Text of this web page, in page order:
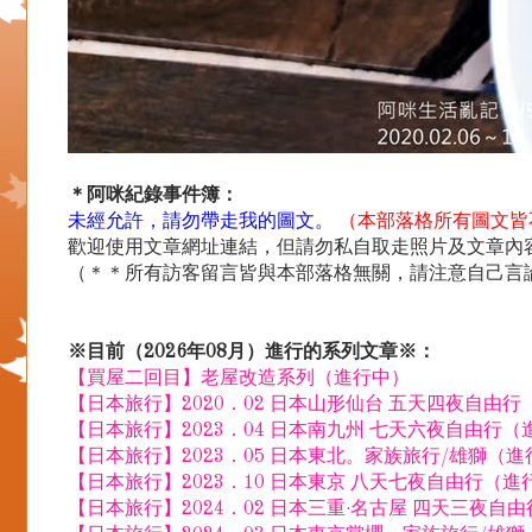
＊阿咪紀錄事件簿：
未經允許，請勿帶走我的圖文。
（本部落格所有圖文
歡迎使用文章網址連結，但請勿私自取走照片及文章內
（＊＊所有訪客留言皆與本部落格無關，請注意自己言
※目前（2026年08月）進行的系列文章※：
【買屋二回目】老屋改造系列（進行中）
【日本旅行】2020．02 日本山形仙台 五天四夜自由行
【日本旅行】2023．04 日本南九州 七天六夜自由行（
【日本旅行】2023．05 日本東北。家族旅行/雄獅（進
【日本旅行】2023．10 日本東京 八天七夜自由行（進
【日本旅行】2024．02 日本三重·名古屋 四天三夜自